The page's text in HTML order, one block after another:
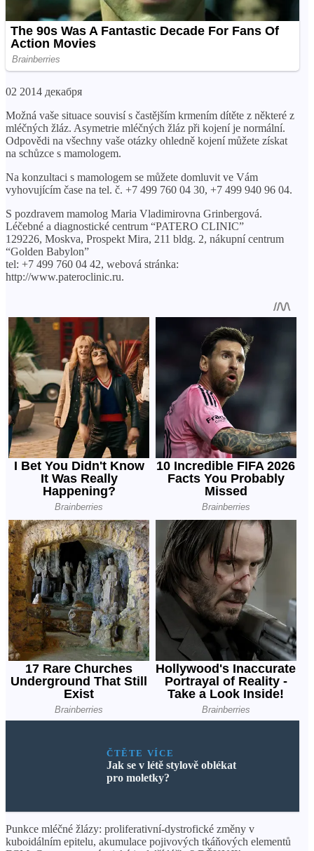
02 2014 декабря
Možná vaše situace souvisí s častějším krmením dítěte z některé z
mléčných žláz. Asymetrie mléčných žláz při kojení je normální.
Odpovědi na všechny vaše otázky ohledně kojení můžete získat
na schůzce s mamologem.
Na konzultaci s mamologem se můžete domluvit ve Vám
vyhovujícím čase na tel. č. +7 499 760 04 30, +7 499 940 96 04.
S pozdravem mamolog Maria Vladimirovna Grinbergová.
Léčebné a diagnostické centrum “PATERO CLINIC”
129226, Moskva, Prospekt Mira, 211 bldg. 2, nákupní centrum
“Golden Babylon”
tel: +7 499 760 04 42, webová stránka:
http://www.pateroclinic.ru.
ČTĚTE VÍCE
Jak se v létě stylově oblékat
pro moletky?
Punkce mléčné žlázy: proliferativní-dystrofické změny v
kuboidálním epitelu, akumulace pojivových tkáňových elementů